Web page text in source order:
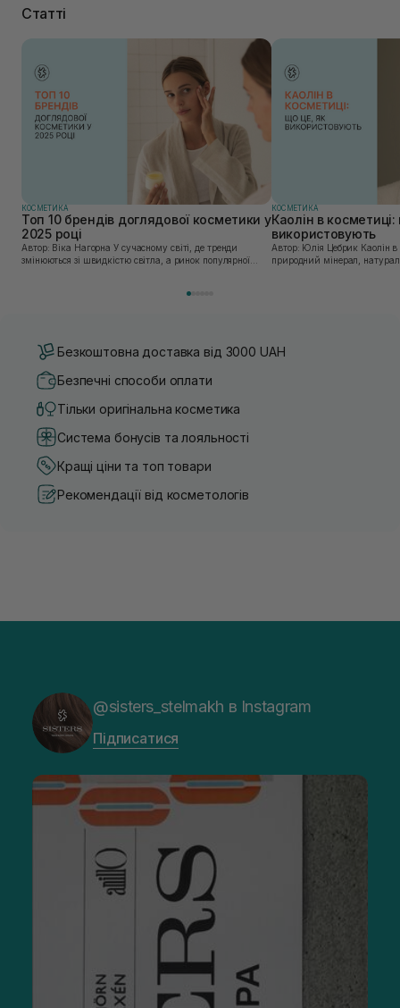
Статті
КОСМЕТИКА
Топ 10 брендів доглядової косметики у
2025 році
Автор: Віка Нагорна У сучасному світі, де тренди
змінюються зі швидкістю світла, а ринок популярної
КОСМЕТИКА
Каолін в
використовують
Автор: Юлія Цебрик Каолін в косметології – це
природний мінерал,
Безкоштовна доставка від 3000 UAH
Безпечні способи оплати
Тільки оригінальна косметика
Система бонусів та лояльності
Кращі ціни та топ товари
Рекомендації від косметологів
@sisters_stelmakh в Instagram
Підписатися